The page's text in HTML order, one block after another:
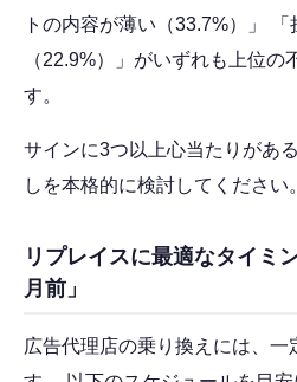
トの内容が薄い（33.7%）」
（22.9%）」がいずれも上位の
す。
サインに3つ以上心当たりがあ
しを本格的に検討してください。
リプレイスに最適なタイミ
月前」
広告代理店の乗り換えには、